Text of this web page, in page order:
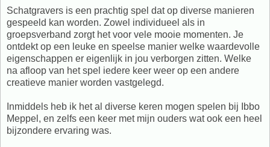
Schatgravers is een prachtig spel dat op diverse manieren
gespeeld kan worden. Zowel individueel als in
groepsverband zorgt het voor vele mooie momenten. Je
ontdekt op een leuke en speelse manier welke waardevolle
eigenschappen er eigenlijk in jou verborgen zitten. Welke
na afloop van het spel iedere keer weer op een andere
creatieve manier worden vastgelegd.
Inmiddels heb ik het al diverse keren mogen spelen bij Ibbo
Meppel, en zelfs een keer met mijn ouders wat ook een heel
bijzondere ervaring was.